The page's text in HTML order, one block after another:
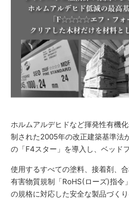
ホルムアルデヒドなど揮発性有機
制された2005年の改正建築基準法
の「F4スター」を導入し、ベッド
使用するすべての塗料、接着剤、
有害物質規制「RoHS(ローズ)指令
の規格に対応した安全な製品づくり